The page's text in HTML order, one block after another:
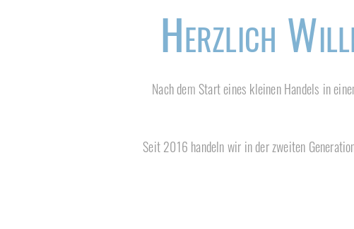
Herzlich
Nach dem Start eines kleinen Handels in
Seit 2016 handeln wir in der zweiten